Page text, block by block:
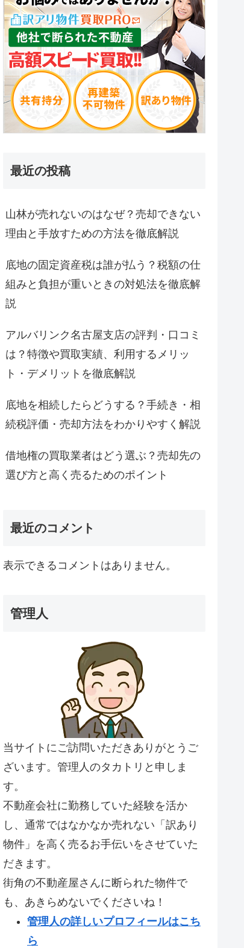
最近の投稿
山林が売れないのはなぜ？売却できない
理由と手放すための方法を徹底解説
底地の固定資産税は誰が払う？税額の仕
組みと負担が重いときの対処法を徹底解
説
アルバリンク名古屋支店の評判・口コミ
は？特徴や買取実績、利用するメリッ
ト・デメリットを徹底解説
底地を相続したらどうする？手続き・相
続税評価・売却方法をわかりやすく解説
借地権の買取業者はどう選ぶ？売却先の
選び方と高く売るためのポイント
最近のコメント
表示できるコメントはありません。
管理人
当サイトにご訪問いただきありがとうご
ざいます。管理人のタカトリと申しま
す。
不動産会社に勤務していた経験を活か
し、通常ではなかなか売れない「訳あり
物件」を高く売るお手伝いをさせていた
だきます。
街角の不動産屋さんに断られた物件で
も、あきらめないでくださいね！
管理人の詳しいプロフィールはこち
ら